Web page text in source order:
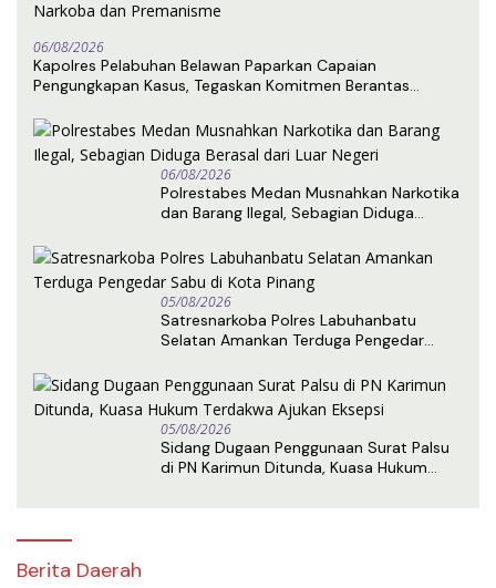
06/08/2026
Kapolres Pelabuhan Belawan Paparkan Capaian
Pengungkapan Kasus, Tegaskan Komitmen Berantas
06/08/2026
Polrestabes Medan Musnahkan Narkotika
dan Barang Ilegal, Sebagian Diduga
05/08/2026
Satresnarkoba Polres Labuhanbatu
Selatan Amankan Terduga Pengedar
05/08/2026
Sidang Dugaan Penggunaan Surat Palsu
di PN Karimun Ditunda, Kuasa Hukum
Berita Daerah